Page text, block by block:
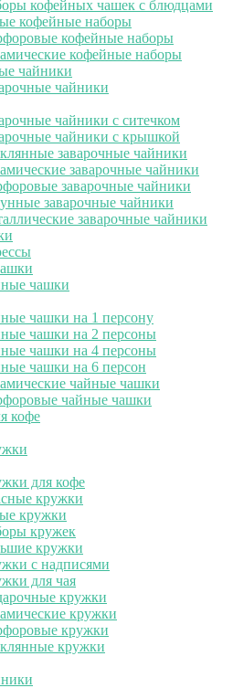
кофейных чашек с блюдцами
кофейные наборы
кофейные наборы
кофейные наборы
чайники
чайники
чайники с ситечком
чайники с крышкой
заварочные чайники
заварочные чайники
заварочные чайники
заварочные чайники
заварочные чайники
чашки
чашки на 1 персону
чашки на 2 персоны
чашки на 4 персоны
чашки на 6 персон
чайные чашки
чайные чашки
кофе
для кофе
кружки
кружки
кружек
кружки
с надписями
для чая
кружки
кружки
кружки
кружки